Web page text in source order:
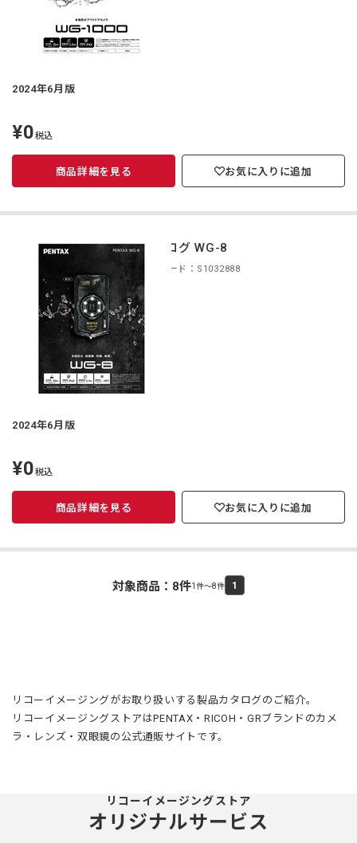
2024年6月版
定
価
¥0税込
商品詳細を見る お気に入りに追加
カタログ WG-8
商品コード：S1032888
2024年6月版
定
価
¥0税込
商品詳細を見る お気に入りに追加
対象商品： 8件1件～8件 1
リコーイメージングがお取り扱いする製品カタログのご紹介。
リコーイメージングストアはPENTAX・RICOH・GRブランドのカメ
ラ・レンズ・双眼鏡の公式通販サイトです。
リコーイメージングストア
オリジナルサービス